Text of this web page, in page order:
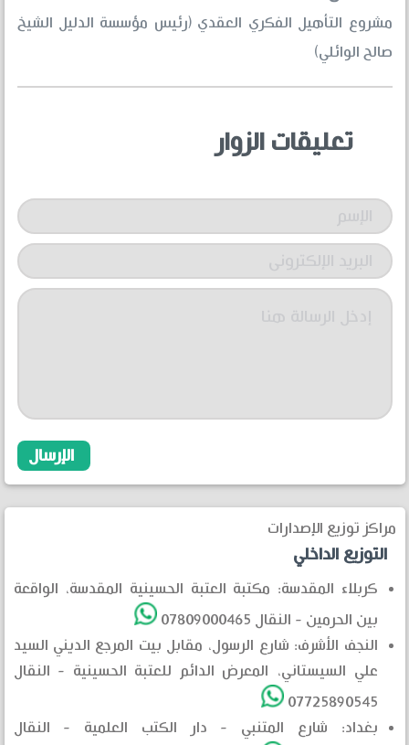
مشروع التأهيل الفكري العقدي (رئيس مؤسسة الدليل الشيخ
صالح الوائلي)
تعليقات الزوار
مراكز توزيع الإصدارات
التوزيع الداخلي
كربلاء المقدسة: مكتبة العتبة الحسينية المقدسة، الواقعة
بين الحرمين - النقال 07809000465
النجف الأشرف: شارع الرسول، مقابل بيت المرجع الديني السيد
علي السيستاني، المعرض الدائم للعتبة الحسينية - النقال
07725890545
بغداد: شارع المتنبي - دار الكتب العلمية - النقال